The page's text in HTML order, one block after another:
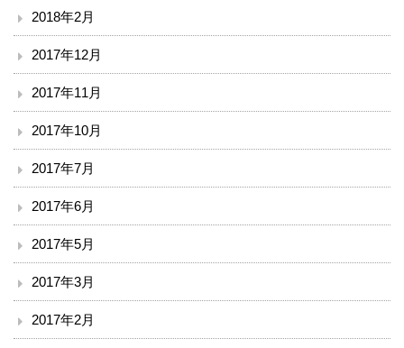
2018年2月
2017年12月
2017年11月
2017年10月
2017年7月
2017年6月
2017年5月
2017年3月
2017年2月